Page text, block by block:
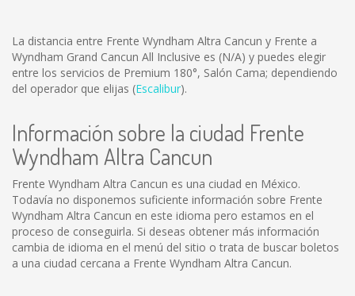
La distancia entre Frente Wyndham Altra Cancun y Frente a
Wyndham Grand Cancun All Inclusive es (N/A) y puedes elegir
entre los servicios de Premium 180°, Salón Cama; dependiendo
del operador que elijas (Escalibur).
Información sobre la ciudad Frente
Wyndham Altra Cancun
Frente Wyndham Altra Cancun es una ciudad en México.
Todavía no disponemos suficiente información sobre Frente
Wyndham Altra Cancun en este idioma pero estamos en el
proceso de conseguirla. Si deseas obtener más información
cambia de idioma en el menú del sitio o trata de buscar boletos
a una ciudad cercana a Frente Wyndham Altra Cancun.